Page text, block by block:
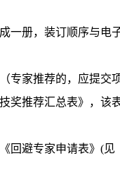
一册，装订顺序与电
（专家推荐的，应提交
奖推荐汇总表》，该
回避专家申请表》(